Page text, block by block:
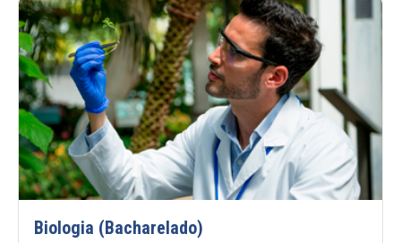
Biologia (Bacharelado)